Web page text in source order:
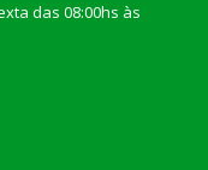
das 08:00hs às